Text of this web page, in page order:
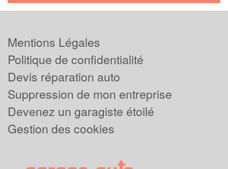
Mentions Légales
Politique de confidentialité
Devis réparation auto
Suppression de mon entreprise
Devenez un garagiste étoilé
Gestion des cookies